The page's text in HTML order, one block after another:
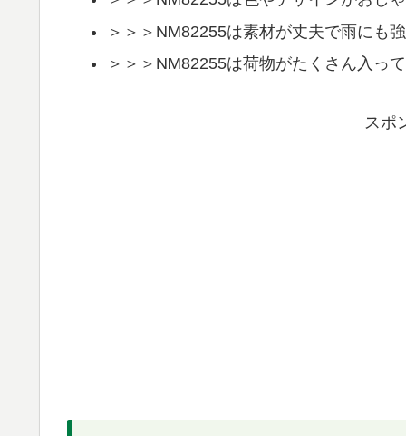
＞＞＞NM82255は素材が丈夫で雨にも
＞＞＞NM82255は荷物がたくさん入っ
スポ